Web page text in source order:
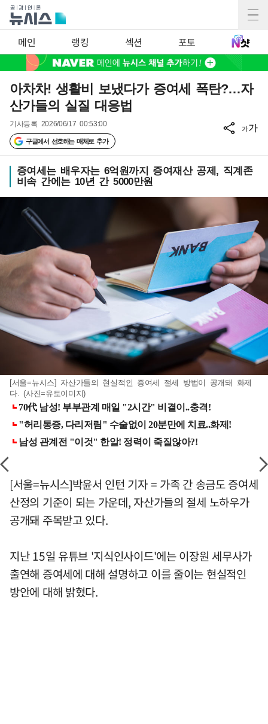
메인 랭킹 섹션 포토
아차차! 생활비 보냈다가 증여세 폭탄?…자
산가들의 실질 대응법
기사등록 2026/06/17 00:53:00
구글에서 선호하는 매체로 추가
가가
증여세는 배우자는 6억원까지 증여재산 공제, 직계존
비속 간에는 10년 간 5000만원
[서울=뉴시스] 자산가들의 현실적인 증여세 절세 방법이 공개돼 화제
다. (사진=유토이미지)
[서울=뉴시스]박윤서 인턴 기자 = 가족 간 송금도 증여세
산정의 기준이 되는 가운데, 자산가들의 절세 노하우가
공개돼 주목받고 있다.
지난 15일 유튜브 '지식인사이드'에는 이장원 세무사가
출연해 증여세에 대해 설명하고 이를 줄이는 현실적인
방안에 대해 밝혔다.